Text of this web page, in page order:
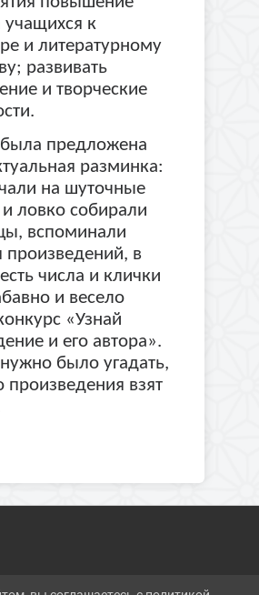
учащихся к
и литературному
развивать
и творческие
предложена
разминка:
на шуточные
ловко собирали
вспоминали
произведений, в
числа и клички
и весело
«Узнай
и его автора».
было угадать,
произведения взят